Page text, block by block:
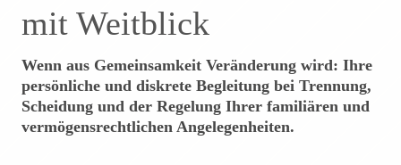
mit Weitblick
Wenn aus Gemeinsamkeit Veränderung wird: Ihre
persönliche und diskrete Begleitung bei Trennung,
Scheidung und der Regelung Ihrer familiären und
vermögensrechtlichen Angelegenheiten.